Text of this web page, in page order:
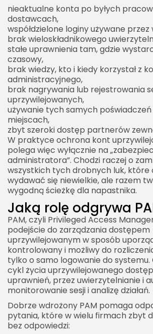
nieaktualne konta po byłych
dostawcach,
współdzielone loginy używane przez
brak wieloskładnikowego
stałe uprawnienia tam, gdzie
czasowy,
brak wiedzy, kto i kiedy korzystał z
administracyjnego,
brak nagrywania lub rejestrowania
uprzywilejowanych,
używanie tych samych
miejscach,
zbyt szeroki dostęp partnerów
W praktyce ochrona kont
polega więc wyłącznie na
administratora”. Chodzi raczej o
wszystkich tych drobnych luk, które
wydawać się niewielkie, ale razem
wygodną ścieżkę dla napastnika.
Jaką rolę odgrywa
PAM, czyli Privileged Access
podejście do zarządzania dostępem
uprzywilejowanym w sposób
kontrolowany i możliwy do
tylko o samo logowanie do systemu.
cykl życia uprzywilejowanego
uprawnień, przez uwierzytelnianie i
monitorowanie sesji i analizę działań.
Dobrze wdrożony PAM pomaga
pytania, które w wielu firmach zbyt
bez odpowiedzi: